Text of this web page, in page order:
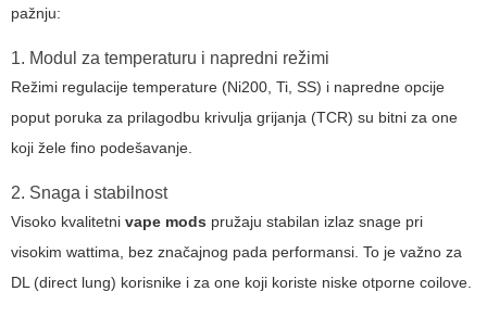
pažnju:
1. Modul za temperaturu i napredni režimi
Režimi regulacije temperature (Ni200, Ti, SS) i napredne opcije
poput poruka za prilagodbu krivulja grijanja (TCR) su bitni za one
koji žele fino podešavanje.
2. Snaga i stabilnost
Visoko kvalitetni vape mods pružaju stabilan izlaz snage pri
visokim wattima, bez značajnog pada performansi. To je važno za
DL (direct lung) korisnike i za one koji koriste niske otporne coilove.